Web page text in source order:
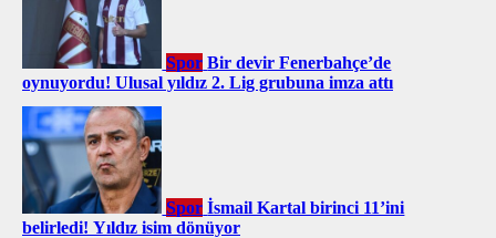
Spor Bir devir Fenerbahçe’de
oynuyordu! Ulusal yıldız 2. Lig grubuna imza attı
Spor İsmail Kartal birinci 11’ini
belirledi! Yıldız isim dönüyor